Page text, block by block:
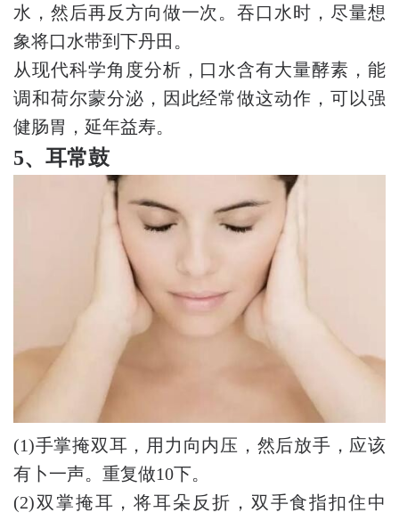
水，然后再反方向做一次。吞口水时，尽量想
象将口水带到下丹田。
从现代科学角度分析，口水含有大量酵素，能
调和荷尔蒙分泌，因此经常做这动作，可以强
健肠胃，延年益寿。
5、耳常鼓
(1)手掌掩双耳，用力向内压，然后放手，应该
有卜一声。重复做10下。
(2)双掌掩耳，将耳朵反折，双手食指扣住中